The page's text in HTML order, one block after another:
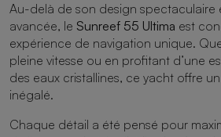
Au-delà de son design spectaculaire
avancée, le Sunreef 55 Ultima est
expérience de navigation unique.
pleine vitesse ou en profitant d’une
des eaux cristallines, ce yacht offre
inégalé.
Chaque détail a été pensé pour